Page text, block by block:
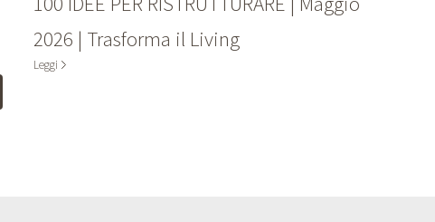
2026 | Trasforma il Living
Leggi